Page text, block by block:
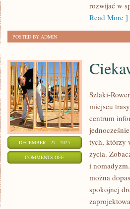
rozwijać w
Read More ]
POSTED BY ADMIN
DECEMBER - 27 - 2025
COMMENTS OFFON
CIEKAWOSTKI
ROWEROWE
Szlaki-
miejscu
centrum
tych, którzy
życia.
i
można
spokojnej